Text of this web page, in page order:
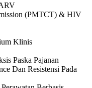
(PMTCT) & HIV
Klinis
Paska Pajanan
Dan Resistensi Pada